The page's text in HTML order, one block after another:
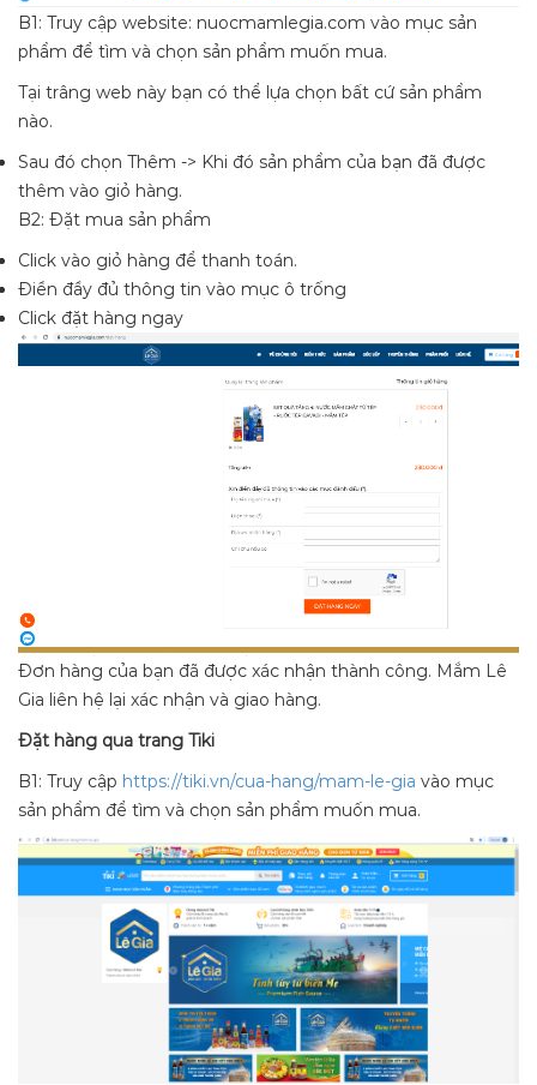
B1: Truy cập website: nuocmamlegia.com vào mục sản
phẩm để tìm và chọn sản phẩm muốn mua.
Tại trâng web này bạn có thể lựa chọn bất cứ sản phẩm
nào.
Sau đó chọn Thêm -> Khi đó sản phẩm của bạn đã được
thêm vào giỏ hàng.
B2: Đặt mua sản phẩm
Click vào giỏ hàng để thanh toán.
Điền đầy đủ thông tin vào mục ô trống
Click đặt hàng ngay
Đơn hàng của bạn đã được xác nhận thành công. Mắm Lê
Gia liên hệ lại xác nhận và giao hàng.
Đặt hàng qua trang Tiki
B1: Truy cập https://tiki.vn/cua-hang/mam-le-gia vào mục
sản phẩm để tìm và chọn sản phẩm muốn mua.